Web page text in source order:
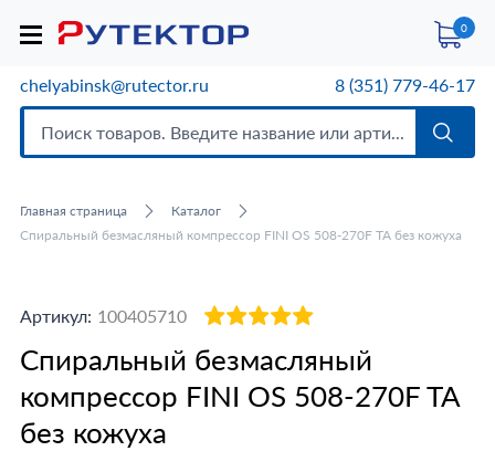
0
chelyabinsk@rutector.ru 8 (351) 779-46-17
Главная страница
Каталог
Спиральный безмасляный компрессор FINI OS 508-270F TA без кожуха
Артикул: 100405710
Спиральный безмасляный
компрессор FINI OS 508-270F TA
без кожуха